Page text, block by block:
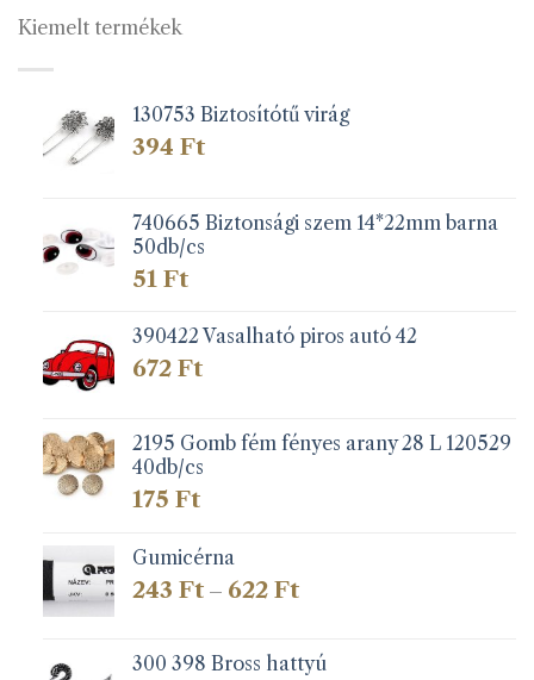
Kiemelt termékek
130753 Biztosítótű virág
394 Ft
740665 Biztonsági szem 14*22mm barna
50db/cs
51 Ft
390422 Vasalható piros autó 42
672 Ft
2195 Gomb fém fényes arany 28 L 120529
40db/cs
175 Ft
Gumicérna
243 Ft – 622 FtÁrtartomány:
622 Ft
300 398 Bross hattyú